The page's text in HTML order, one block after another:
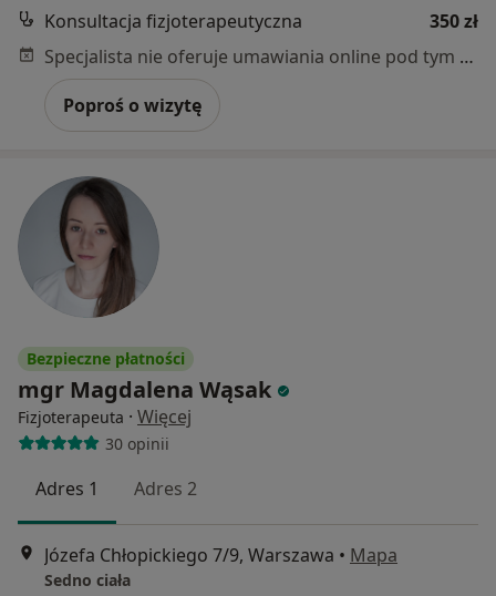
Konsultacja fizjoterapeutyczna
350 zł
Specjalista nie oferuje umawiania online pod tym adresem.
Poproś o wizytę
Bezpieczne płatności
mgr Magdalena Wąsak
Fizjoterapeuta · Więcej
30 opinii
Adres 1 Adres 2
Józefa Chłopickiego 7/9, Warszawa • Mapa
Sedno ciała